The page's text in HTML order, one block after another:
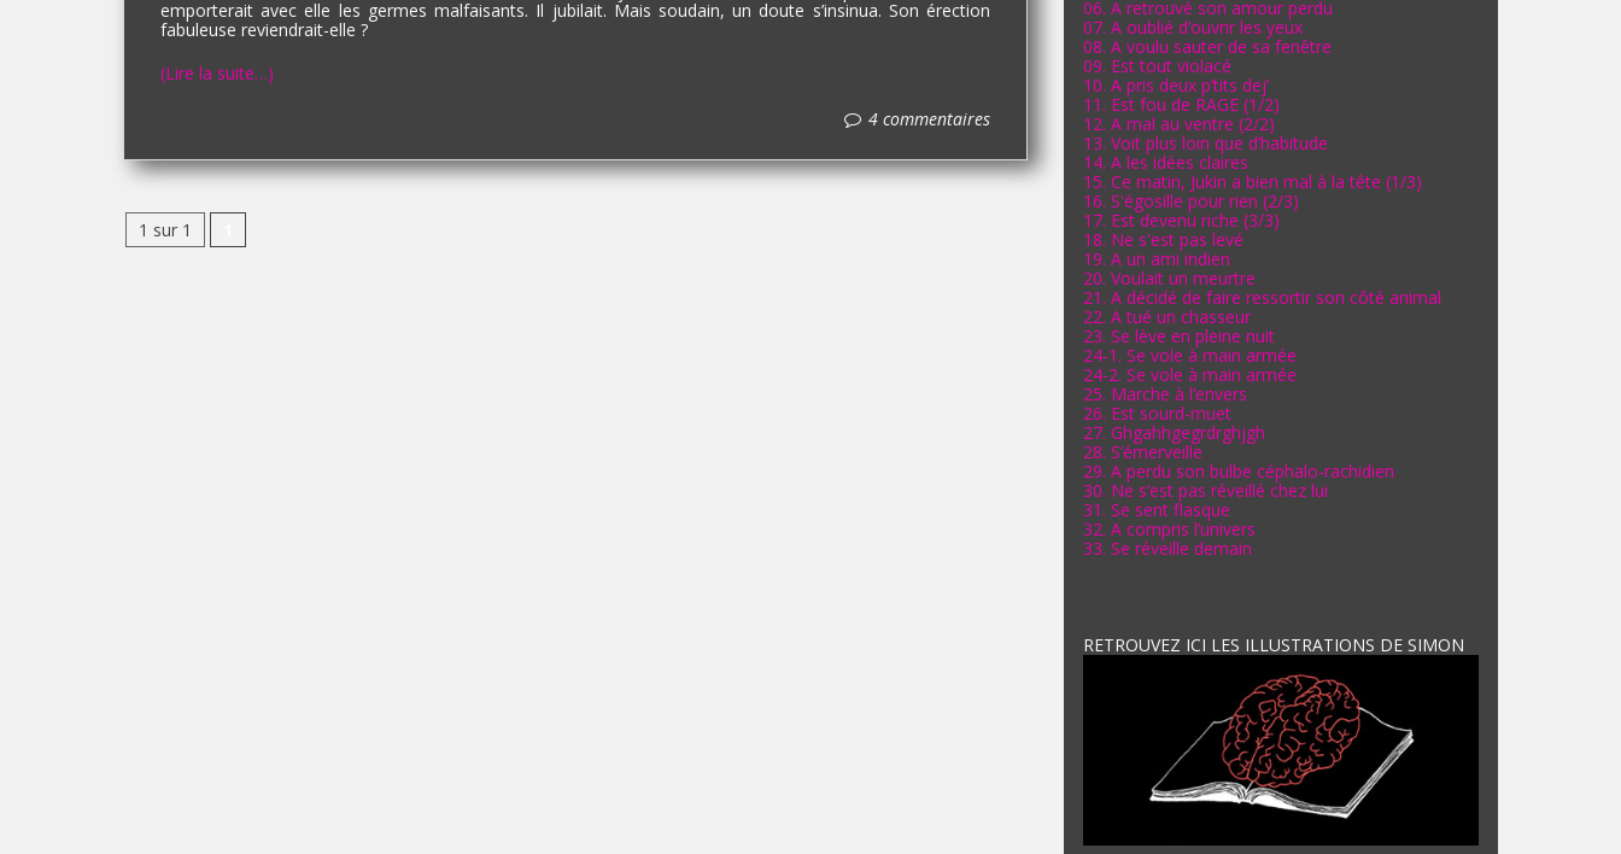
emporterait avec elle les germes malfaisants. Il jubilait. Mais soudain, un doute s’insinua. Son érection
fabuleuse reviendrait-elle ?
(Lire la suite…)
4 commentaires
1 sur 1
06. A retrouvé son amour perdu
07. A oublié d’ouvrir les yeux
08. A voulu sauter de sa fenêtre
09. Est tout violacé
10. A pris deux p’tits dej’
11. Est fou de RAGE (1/2)
12. A mal au ventre (2/2)
13. Voit plus loin que d’habitude
14. A les idées claires
15. Ce matin, Jukin a bien mal à la tête (1/3)
16. S'égosille pour rien (2/3)
17. Est devenu riche (3/3)
18. Ne s'est pas levé
19. A un ami indien
20. Voulait un meurtre
21. A décidé de faire ressortir son côté animal
22. A tué un chasseur
23. Se lève en pleine nuit
24-1. Se vole à main armée
24-2. Se vole à main armée
25. Marche à l’envers
26. Est sourd-muet
27. Ghgahhgegrdrghjgh
28. S’émerveille
29. A perdu son bulbe céphalo-rachidien
30. Ne s’est pas réveillé chez lui
31. Se sent flasque
32. A compris l’univers
33. Se réveille demain
RETROUVEZ ICI LES ILLUSTRATIONS DE SIMON